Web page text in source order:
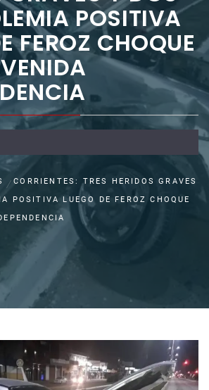
POSITIVA
FEROZ CHOQUE
CORRIENTES: TRES HERIDOS GRAVES
POSITIVA LUEGO DE FEROZ CHOQUE